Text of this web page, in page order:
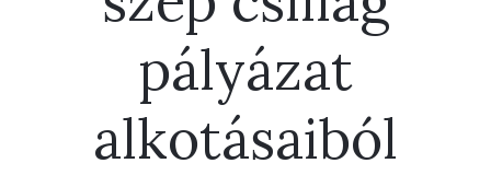
pályázat
alkotásaiból